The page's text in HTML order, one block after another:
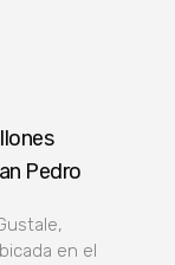
Pedro
en el